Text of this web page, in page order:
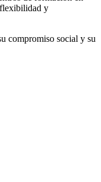
flexibilidad y
compromiso social y su